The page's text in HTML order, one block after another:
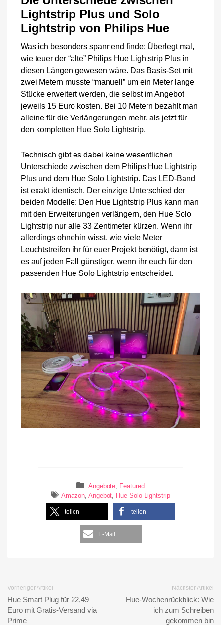
Lightstrip Plus und Solo
Lightstrip von Philips Hue
Was ich besonders spannend finde: Überlegt mal,
wie teuer der “alte” Philips Hue Lightstrip Plus in
diesen Längen gewesen wäre. Das Basis-Set mit
zwei Metern musste “manuell” um ein Meter lange
Stücke erweitert werden, die selbst im Angebot
jeweils 15 Euro kosten. Bei 10 Metern bezahlt man
alleine für die Verlängerungen mehr, als jetzt für
den kompletten Hue Solo Lightstrip.
Technisch gibt es dabei keine wesentlichen
Unterschiede zwischen dem Philips Hue Lightstrip
Plus und dem Hue Solo Lightstrip. Das LED-Band
ist exakt identisch. Der einzige Unterschied der
beiden Modelle: Den Hue Lightstrip Plus kann man
mit den Erweiterungen verlängern, den Hue Solo
Lightstrip nur alle 33 Zentimeter kürzen. Wenn ihr
allerdings ohnehin wisst, wie viele Meter
Leuchtstreifen ihr für euer Projekt benötigt, dann ist
es auf jeden Fall günstiger, wenn ihr euch für den
passenden Hue Solo Lightstrip entscheidet.
Angebote, Featured
Amazon,Angebot, Hue Solo Lightstrip
teilen teilen
E-Mail
Vorheriger Artikel
Hue Smart Plug für 22,49
Euro mit Gratis-Versand via
Prime
Nächster Artikel
Hue-Wochenrückblick: Wie
ich zum Schreiben
gekommen bin